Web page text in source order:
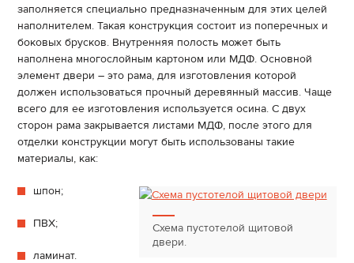
заполняется специально предназначенным для этих целей
наполнителем. Такая конструкция состоит из поперечных и
боковых брусков. Внутренняя полость может быть
наполнена многослойным картоном или МДФ. Основной
элемент двери – это рама, для изготовления которой
должен использоваться прочный деревянный массив. Чаще
всего для ее изготовления используется осина. С двух
сторон рама закрывается листами МДФ, после этого для
отделки конструкции могут быть использованы такие
материалы, как:
Схема пустотелой щитовой
двери.
шпон;
ПВХ;
ламинат.